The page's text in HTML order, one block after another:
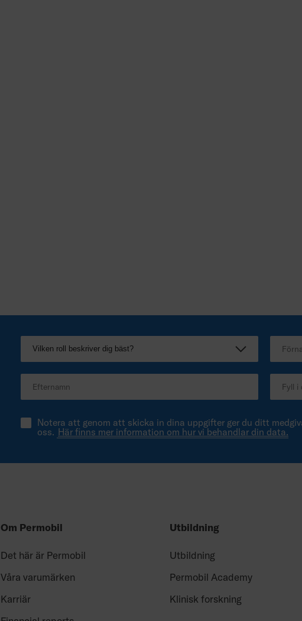
Notera att genom att skicka in dina uppgifter ger du ditt
oss. Här finns mer information om hur vi behandlar din data.
Om Permobil
Det här är Permobil
Våra varumärken
Karriär
Utbildning
Utbildning
Permobil Academy
Klinisk forskning